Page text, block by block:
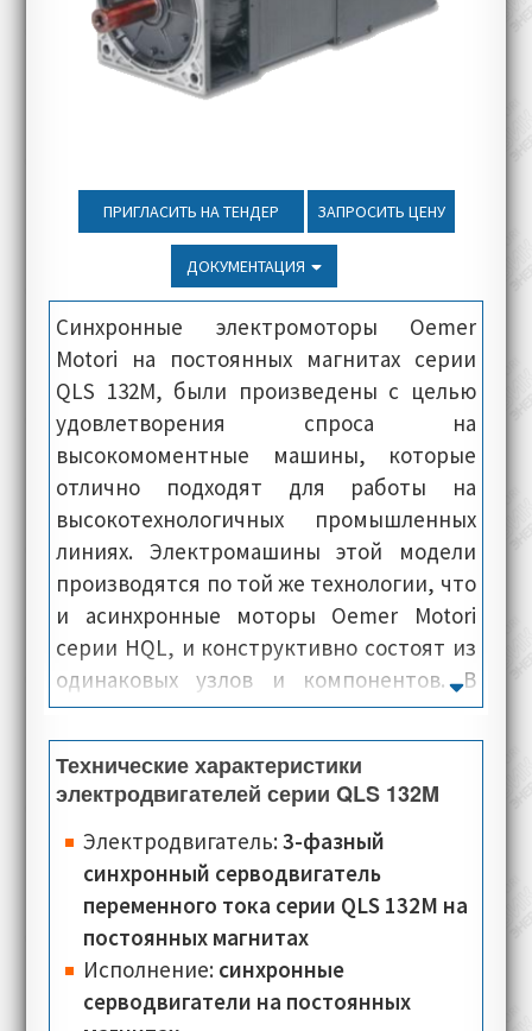
ПРИГЛАСИТЬ НА ТЕНДЕР ЗАПРОСИТЬ ЦЕНУ
ДОКУМЕНТАЦИЯ
Синхронные электромоторы Oemer
Motori на постоянных магнитах серии
QLS 132M, были произведены с целью
удовлетворения спроса на
высокомоментные машины, которые
отлично подходят для работы на
высокотехнологичных промышленных
линиях. Электромашины этой модели
производятся по той же технологии, что
и асинхронные моторы Oemer Motori
серии HQL, и конструктивно состоят из
одинаковых узлов и компонентов. В
двигателях данной серии, применяются
специальные разделители, отвечающие
за корректное положение каждого
магнита. Для усиления прочностных
характеристик и повышения
надёжности, ротор и зафиксированные
на нём магниты, пропитывается
специальными смолами. Благодаря
возможности быстрого ускорения,
данные электродвигатели располагают
Технические характеристики
электродвигателей серии QLS 132M
Электродвигатель:3-фазный
синхронный серводвигатель
переменного тока серии QLS 132M на
постоянных магнитах
Исполнение: синхронные
серводвигатели на постоянных